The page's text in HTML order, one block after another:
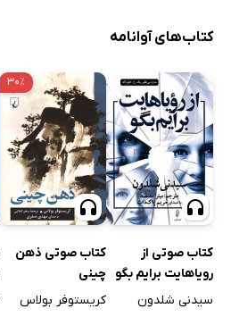
کتاب‌های آوانامه
کتاب صوتی از
رویاهایت برایم بگو
سیدنی شلدون
۳۰٪
کتاب صوتی ذهن
چینی
کریستوفر بولاس